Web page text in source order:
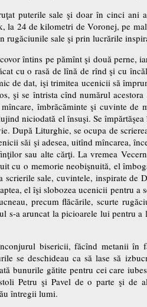
puterile sale şi doar în cinci ani
la 24 de kilometri de Voronej, pe
sale şi prin lucrările
întins pe pămînt şi două perne,
cu o rasă de lînă de rînd şi cu
de dat, işi trimitea ucenicii să
şi se întrista cînd numărul
îmbrăcăminte şi cuvinte de
niciodată el însuşi. Se
După Liturghie, se ocupa de
săi şi adesea, uitînd mîncarea,
sau alte cărţi. La vremea
cu o memorie neobişnuită, el
sale, cuvintele, inspirate de
el îşi slobozea ucenicii pentru a
precum flăcările, scurte
s-a aruncat la picioarele lui pentru
bisericii, făcînd metanii în
se deschideau ca să lase să
bunurile gătite pentru cei care
Petru şi Pavel de o parte şi de
întregii lumi.